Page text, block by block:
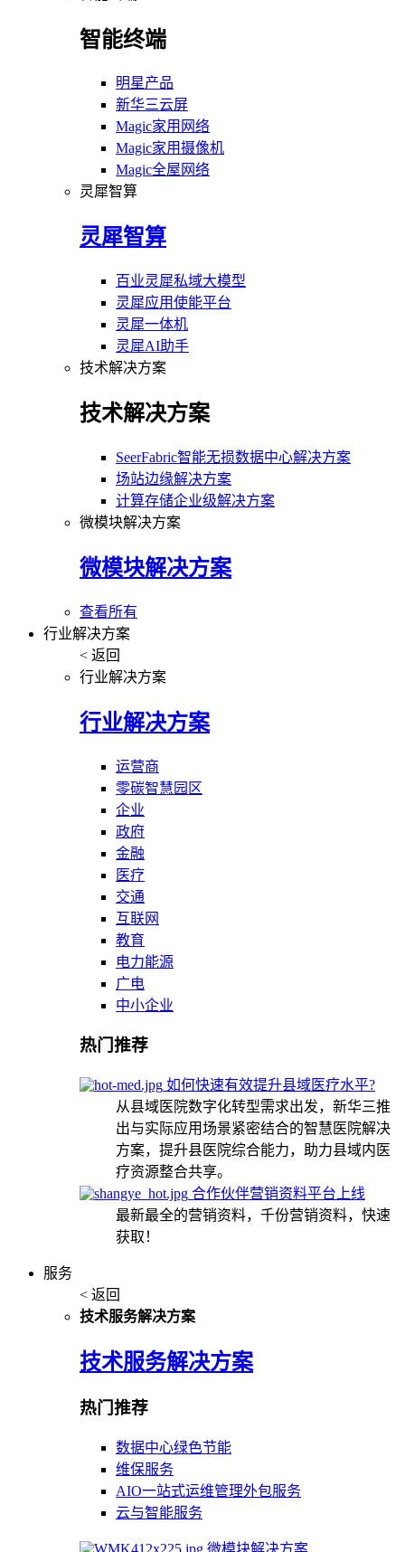
智能终端
明星产品
新华三云屏
Magic家用网络
Magic家用摄像机
Magic全屋网络
灵犀智算
灵犀智算
百业灵犀私域大模型
灵犀应用使能平台
灵犀一体机
灵犀AI助手
技术解决方案
技术解决方案
SeerFabric智能无损数据中心解决方案
场站边缘解决方案
计算存储企业级解决方案
微模块解决方案
微模块解决方案
查看所有
行业解决方案
< 返回
行业解决方案
行业解决方案
运营商
零碳智慧园区
企业
政府
金融
医疗
交通
互联网
教育
电力能源
广电
中小企业
热门推荐
如何快速有效提升县域医疗水平?
从县域医院数字化转型需求出发，新华三推
出与实际应用场景紧密结合的智慧医院解决
方案，提升县医院综合能力，助力县域内医
疗资源整合共享。
合作伙伴营销资料平台上线
最新最全的营销资料，千份营销资料，快速
获取！
服务
< 返回
技术服务解决方案
技术服务解决方案
热门推荐
数据中心绿色节能
维保服务
AIO一站式运维管理外包服务
云与智能服务
微模块解决方案